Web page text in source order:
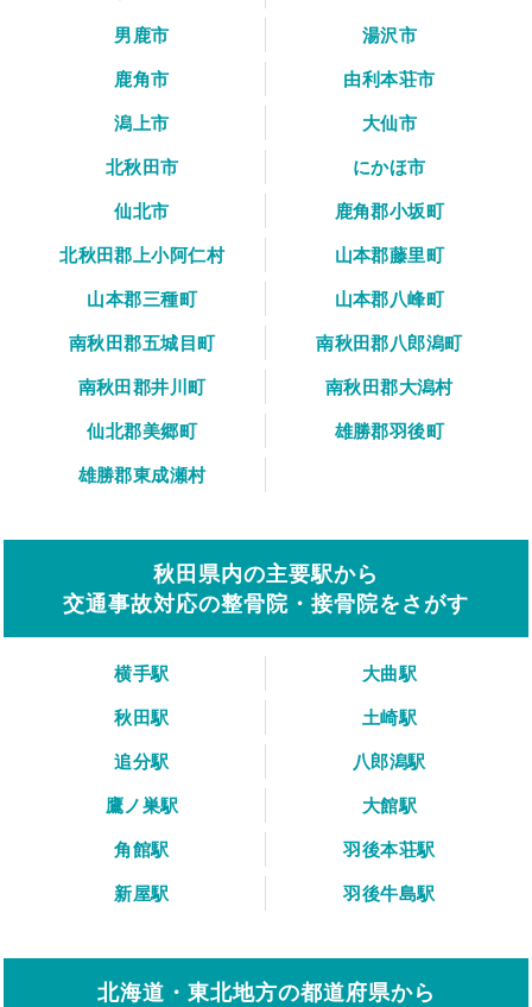
男鹿市
湯沢市
鹿角市
由利本荘市
潟上市
大仙市
北秋田市
にかほ市
仙北市
鹿角郡小坂町
北秋田郡上小阿仁村
山本郡藤里町
山本郡三種町
山本郡八峰町
南秋田郡五城目町
南秋田郡八郎潟町
南秋田郡井川町
南秋田郡大潟村
仙北郡美郷町
雄勝郡羽後町
雄勝郡東成瀬村
秋田県内の主要駅から
交通事故対応の整骨院・接骨院をさがす
横手駅
大曲駅
秋田駅
土崎駅
追分駅
八郎潟駅
鷹ノ巣駅
大館駅
角館駅
羽後本荘駅
新屋駅
羽後牛島駅
北海道・東北地方の都道府県から